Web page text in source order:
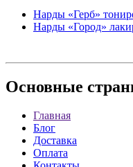
Нарды «Герб»
Нарды «Город»
Основные
Главная
Блог
Доставка
Оплата